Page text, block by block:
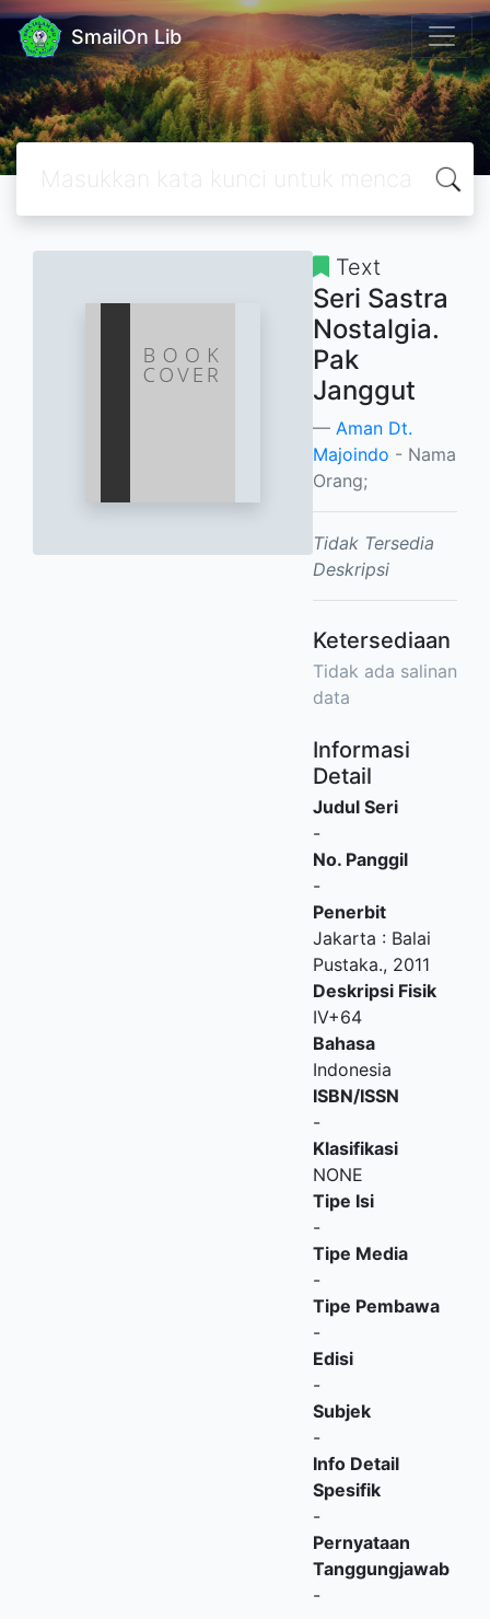
SmailOn Lib
Text
Seri Sastra
Nostalgia.
Pak
Janggut
Aman Dt.
Majoindo - Nama
Orang;
Tidak Tersedia
Deskripsi
Ketersediaan
Tidak ada salinan
data
Informasi
Detail
Judul Seri
-
No. Panggil
-
Penerbit
Jakarta : Balai
Pustaka., 2011
Deskripsi Fisik
IV+64
Bahasa
Indonesia
ISBN/ISSN
-
Klasifikasi
NONE
Tipe Isi
-
Tipe Media
-
Tipe Pembawa
-
Edisi
-
Subjek
-
Info Detail
Spesifik
-
Pernyataan
Tanggungjawab
-